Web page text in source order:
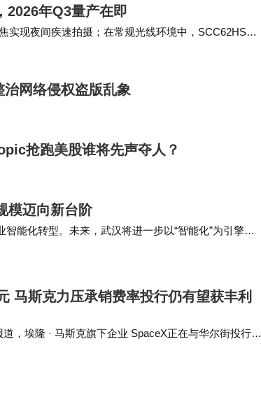
2026年Q3量产在即
实现夜间疾速拍摄；在常规光线环境中，SCC62HS则
治网络侵权盗版乱象
抢跑美股谁将先声夺人？
模迈向新台阶
能化转型。未来，武汉将进一步以“智能化”为引擎，
展迈上新台阶，力争“十…
马斯克力压承销费率投行仍有望获丰利
，埃隆 · 马斯克旗下企业 SpaceX正在与华尔街投行协